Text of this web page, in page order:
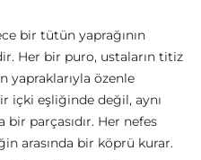
bir tütün yaprağının
Her bir puro, ustaların titiz
yapraklarıyla özenle
içki eşliğinde değil, aynı
bir parçasıdır. Her nefes
arasında bir köprü kurar.